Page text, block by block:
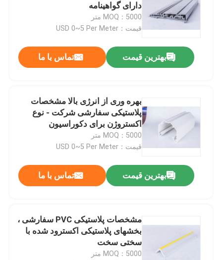
دارای گواهینامه
MOQ：5000 متر
قیمت：USD 0~5 Per Meter
بهترین قیمت تماس با ما
بهره وری از انرژی بالا مشخصات
پلاستیکی سفارشی شرکت - نوع
اکستروژن برای دکوراسیون
MOQ：5000 متر
قیمت：USD 0~5 Per Meter
بهترین قیمت تماس با ما
مشخصات پلاستیکی PVC سفارشی ،
بخشهای پلاستیکی اکسترود شده با
سختی سخت
MOQ：5000 متر